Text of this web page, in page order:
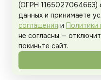
(ОГРН 1165027064663)
данных и принимаете
соглашения и Политики
не согласны —
покиньте сайт.